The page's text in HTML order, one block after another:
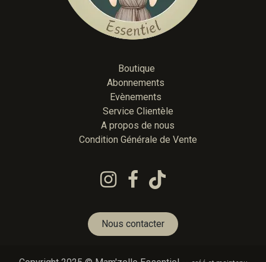
Boutique
Abonnements
Evènements
Service Clientèle
A propos de nous
Condition Générale de Vente
Nous contacter